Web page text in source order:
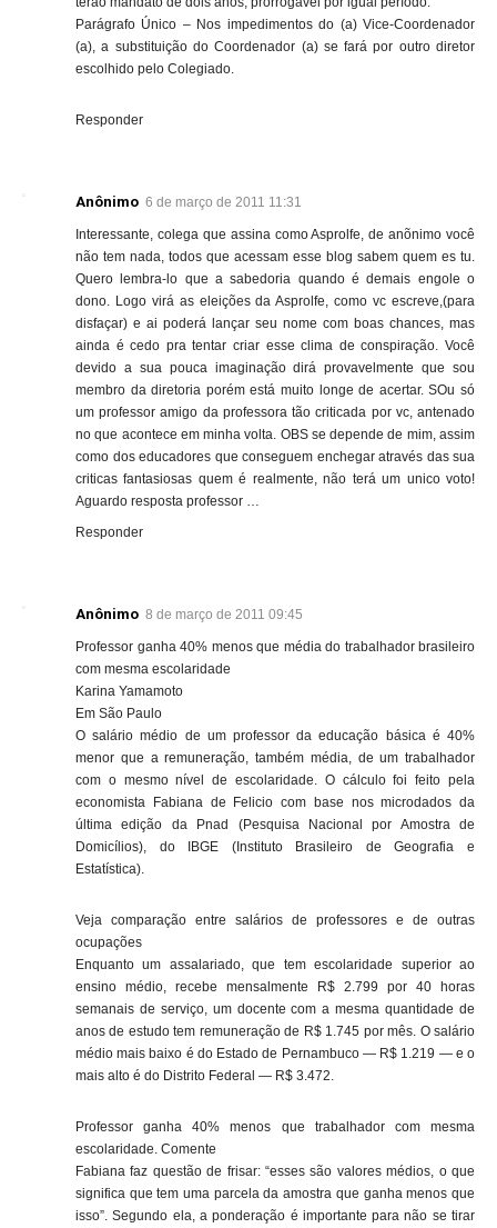
Parágrafo Único – Nos impedimentos do (a) Vice-Coordenador
(a), a substituição do Coordenador (a) se fará por outro diretor
escolhido pelo Colegiado.
Responder
Anônimo 6 de março de 2011 11:31
Interessante, colega que assina como Asprolfe, de anõnimo você
não tem nada, todos que acessam esse blog sabem quem es tu.
Quero lembra-lo que a sabedoria quando é demais engole o
dono. Logo virá as eleições da Asprolfe, como vc escreve,(para
disfaçar) e ai poderá lançar seu nome com boas chances, mas
ainda é cedo pra tentar criar esse clima de conspiração. Você
devido a sua pouca imaginação dirá provavelmente que sou
membro da diretoria porém está muito longe de acertar. SOu só
um professor amigo da professora tão criticada por vc, antenado
no que acontece em minha volta. OBS se depende de mim, assim
como dos educadores que conseguem enchegar através das sua
criticas fantasiosas quem é realmente, não terá um unico voto!
Aguardo resposta professor …
Responder
Anônimo 8 de março de 2011 09:45
Professor ganha 40% menos que média do trabalhador brasileiro
com mesma escolaridade
Karina Yamamoto
Em São Paulo
O salário médio de um professor da educação básica é 40%
menor que a remuneração, também média, de um trabalhador
com o mesmo nível de escolaridade. O cálculo foi feito pela
economista Fabiana de Felicio com base nos microdados da
última edição da Pnad (Pesquisa Nacional por Amostra de
Domicílios), do IBGE (Instituto Brasileiro de Geografia e
Estatística).
Veja comparação entre salários de professores e de outras
ocupações
Enquanto um assalariado, que tem escolaridade superior ao
ensino médio, recebe mensalmente R$ 2.799 por 40 horas
semanais de serviço, um docente com a mesma quantidade de
anos de estudo tem remuneração de R$ 1.745 por mês. O salário
médio mais baixo é do Estado de Pernambuco — R$ 1.219 — e o
mais alto é do Distrito Federal — R$ 3.472.
Professor ganha 40% menos que trabalhador com mesma
escolaridade. Comente
Fabiana faz questão de frisar: “esses são valores médios, o que
significa que tem uma parcela da amostra que ganha menos que
isso”. Segundo ela, a ponderação é importante para não se tirar